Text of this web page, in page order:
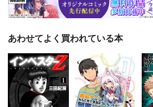
あわせてよく買われている本